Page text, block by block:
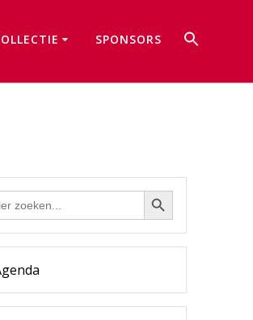
SPONSORS
Zoekknop